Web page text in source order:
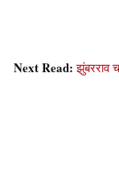
Next Read:झुंबरराव